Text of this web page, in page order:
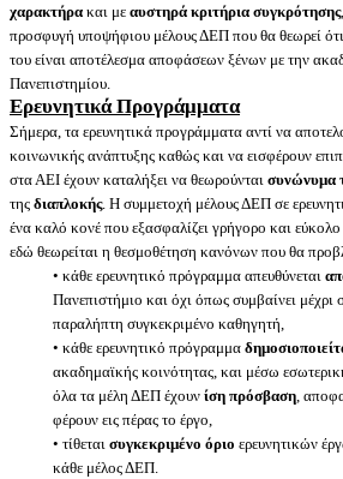
χαρακτήρα και με αυστηρά κριτήρια συγκρότησης
προσφυγή υποψήφιου μέλους ΔΕΠ που θα θεωρεί
του είναι αποτέλεσμα αποφάσεων ξένων με την
Πανεπιστημίου.
Ερευνητικά Προγράμματα
Σήμερα, τα ερευνητικά προγράμματα αντί να
κοινωνικής ανάπτυξης καθώς και να εισφέρουν
στα ΑΕΙ έχουν καταλήξει να θεωρούνται συνώνυμα
της διαπλοκής. Η συμμετοχή μέλους ΔΕΠ σε
ένα καλό κονέ που εξασφαλίζει γρήγορο και
εδώ θεωρείται η θεσμοθέτηση κανόνων που θα
• κάθε ερευνητικό πρόγραμμα απευθύνεται
Πανεπιστήμιο και όχι όπως συμβαίνει μέχρι
παραλήπτη συγκεκριμένο καθηγητή,
• κάθε ερευνητικό πρόγραμμα
ακαδημαϊκής κοινότητας, και μέσω
όλα τα μέλη ΔΕΠ έχουν ίση πρόσβαση,
φέρουν εις πέρας το έργο,
• τίθεται συγκεκριμένο όριο ερευνητικών
κάθε μέλος ΔΕΠ.